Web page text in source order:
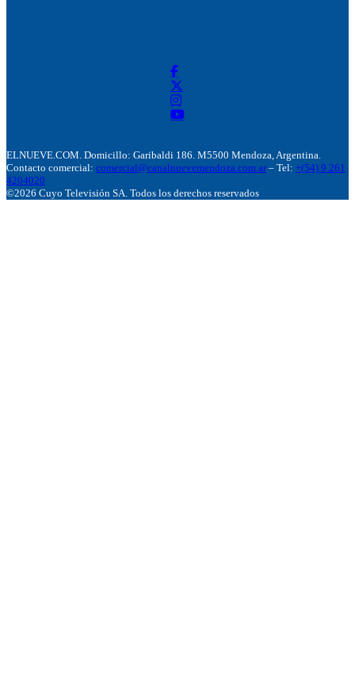
ELNUEVE.COM. Domicillo: Garibaldi 186. M5500 Mendoza, Argentina.
Contacto comercial: comercial@canalnuevemendoza.com.ar – Tel: +(54) 9 261
4204020
©2026 Cuyo Televisión SA. Todos los derechos reservados